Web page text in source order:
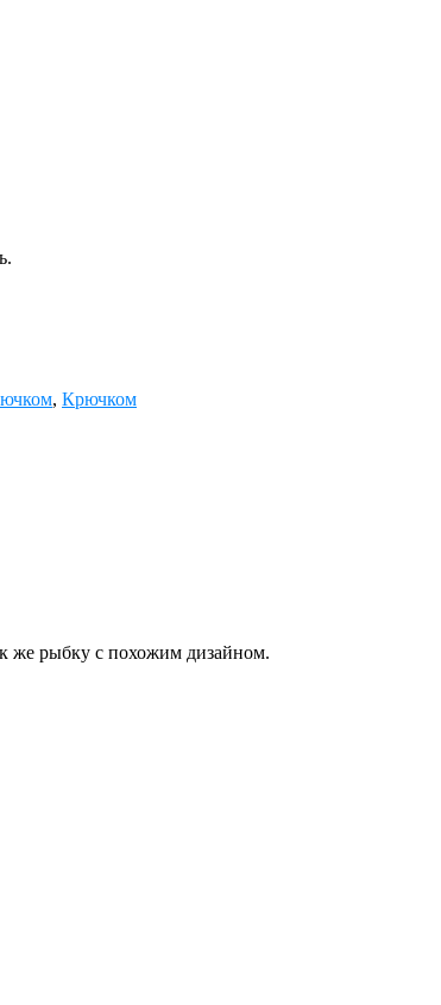
, Крючком
же рыбку с похожим дизайном.